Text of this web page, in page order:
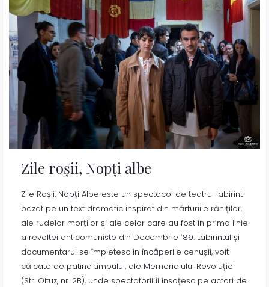
Zile roșii, Nopți albe
Zile Roșii, Nopți Albe este un spectacol de teatru-labirint
bazat pe un text dramatic inspirat din mărturiile răniților,
ale rudelor morților și ale celor care au fost în prima linie
a revoltei anticomuniste din Decembrie ’89. Labirintul și
documentarul se împletesc în încăperile cenușii, voit
călcate de patina timpului, ale Memorialului Revoluției
(Str. Oituz, nr. 2B), unde spectatorii îi însoțesc pe actori de